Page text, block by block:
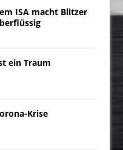
ISA macht Blitzer
ein Traum
Krise